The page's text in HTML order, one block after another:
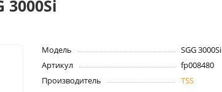
3000Si
Модель
SGG 3000Si
Артикул
fp008480
Производитель
TSS